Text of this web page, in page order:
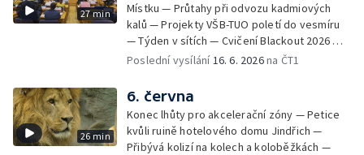
27 min
Místku — Průtahy při odvozu kadmiových
kalů — Projekty VŠB-TUO poletí do vesmíru
— Týden v sítích — Cvičení Blackout 2026 —
Budeme sledovat
Poslední vysílání16. 6. 2026na ČT1
26 min
6. června
Konec lhůty pro akcelerační zóny — Petice
kvůli ruině hotelového domu Jindřich —
Přibývá kolizí na kolech a koloběžkách —